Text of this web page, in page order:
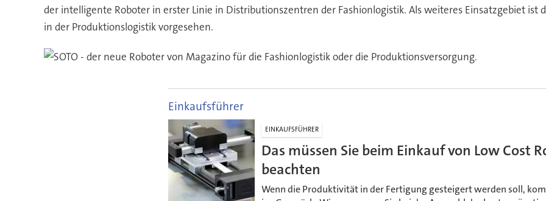
der intelligente Roboter in erster Linie in Distributionszentren der Fashionlogistik. Als weiteres Einsatzgebiet ist
in der Produktionslogistik vorgesehen.
Einkaufsführer
EINKAUFSFÜHRER
Das müssen Sie beim Einkauf von Low Cost
beachten
Wenn die Produktivität in der Fertigung gesteigert werden soll,